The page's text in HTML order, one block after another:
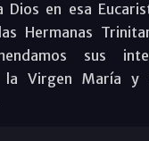
Dios en esa
Hermanas
sus
la Virgen María y